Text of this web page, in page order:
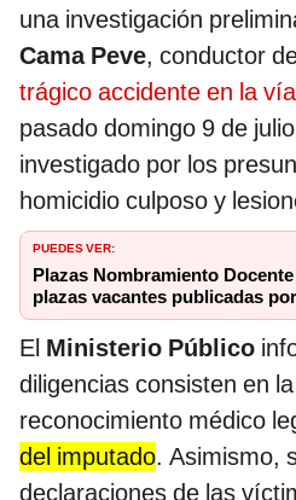
una investigación
Cama Peve, conductor
trágico accidente en la vía
pasado domingo 9 de
investigado por los
homicidio culposo y
PUEDES VER:
Plazas Nombramiento
plazas vacantes publicadas
El Ministerio Público
diligencias consisten en
reconocimiento médico
del imputado. Asimismo,
declaraciones de las